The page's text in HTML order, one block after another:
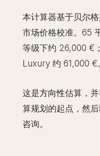
本计算器基于贝尔
市场价格校准。65
等级下约 26,000 €
Luxury 约 61,000 €
这是方向性估算，
算规划的起点，然
咨询。